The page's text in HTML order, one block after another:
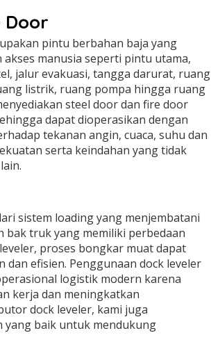
Door
pintu berbahan baja yang
manusia seperti pintu utama,
jalur evakuasi, tangga darurat, ruang
listrik, ruang pompa hingga ruang
steel door dan fire door
dapat dioperasikan dengan
tekanan angin, cuaca, suhu dan
serta keindahan yang tidak
sistem loading yang menjembatani
bak truk yang memiliki perbedaan
proses bongkar muat dapat
dan efisien. Penggunaan dock leveler
logistik modern karena
kerja dan meningkatkan
dock leveler, kami juga
yang baik untuk mendukung